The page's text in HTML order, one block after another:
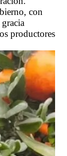
con
productores